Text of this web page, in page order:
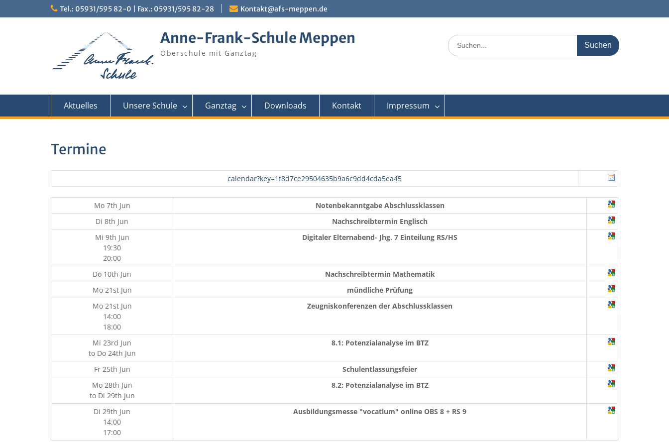
to
Tel.: 05931/595 82-0 | Fax.: 05931/595 82-28 Kontakt@afs-meppen.de
Anne-Frank-Schule Meppen
Oberschule mit Ganztag
Search
for:
Aktuelles Unsere Schule Ganztag Downloads Kontakt Impressum
Termine
calendar?key=1f8d7ce29504635b9a6c9dd4cda5ea45
Mo 7th Jun
Notenbekanntgabe Abschlussklassen
Di 8th Jun
Nachschreibtermin Englisch
Mi 9th Jun
19:30
20:00
Digitaler Elternabend- Jhg. 7 Einteilung RS/HS
Do 10th Jun
Nachschreibtermin Mathematik
Mo 21st Jun
mündliche Prüfung
Mo 21st Jun
14:00
18:00
Zeugniskonferenzen der Abschlussklassen
Mi 23rd Jun
to Do 24th Jun
8.1: Potenzialanalyse im BTZ
Fr 25th Jun
Schulentlassungsfeier
Mo 28th Jun
to Di 29th Jun
8.2: Potenzialanalyse im BTZ
Di 29th Jun
14:00
17:00
Ausbildungsmesse "vocatium" online OBS 8 + RS 9